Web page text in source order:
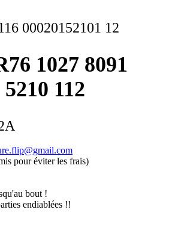
00020152101 12
1027 8091
112
pour éviter les frais)
bout !
endiablées !!